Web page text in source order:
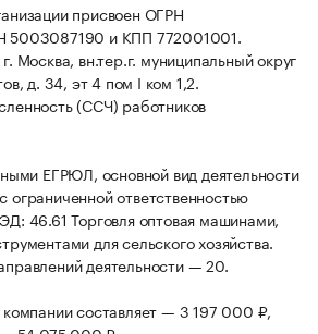
присвоен ОГРН
5003087190 и КПП 772001001.
Москва, вн.тер.г. муниципальный округ
д. 34, эт 4 пом I ком 1,2.
(ССЧ) работников
ЕГРЮЛ, основной вид деятельности
ответственностью
46.61 Торговля оптовая машинами,
для сельского хозяйства.
деятельности — 20.
составляет — 3 197 000 ₽,